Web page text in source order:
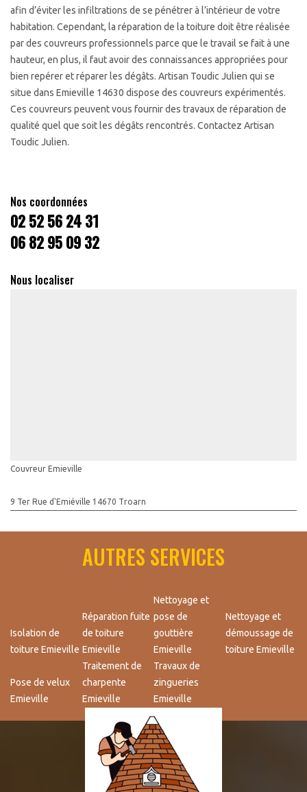
afin d’éviter les infiltrations de se pénétrer à l’intérieur de votre
habitation. Cependant, la réparation de la toiture doit être réalisée
par des couvreurs professionnels parce que le travail se fait à une
hauteur, en plus, il faut avoir des connaissances appropriées pour
bien repérer et réparer les dégâts. Artisan Toudic Julien qui se
situe dans Emieville 14630 dispose des couvreurs expérimentés.
Ces couvreurs peuvent vous fournir des travaux de réparation de
qualité quel que soit les dégâts rencontrés. Contactez Artisan
Toudic Julien.
Nos coordonnées
02 52 56 24 31
06 82 95 09 32
Nous localiser
Couvreur Emieville
9 Ter Rue d'Emiéville 14670 Troarn
AUTRES SERVICES
Isolation de
toiture Emieville
Réparation fuite
de toiture
Emieville
Nettoyage et
pose de
gouttière
Emieville
Nettoyage et
démoussage de
toiture Emieville
Pose de velux
Emieville
Traitement de
charpente
Emieville
Travaux de
zingueries
Emieville